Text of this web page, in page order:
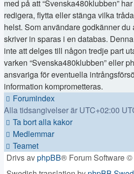
med på att “Svenska480klubben”
redigera, flytta eller stänga vilka
helst. Som användare godkänner du
skriver in sparas i en databas.
inte att delges till någon tredje part
varken “Svenska480klubben” eller
ansvariga för eventuella
information komprometteras.
Forumindex
Alla tidsangivelser är UTC+02:00
Ta bort alla kakor
Medlemmar
Teamet
Drivs avphpBB® Forum Software